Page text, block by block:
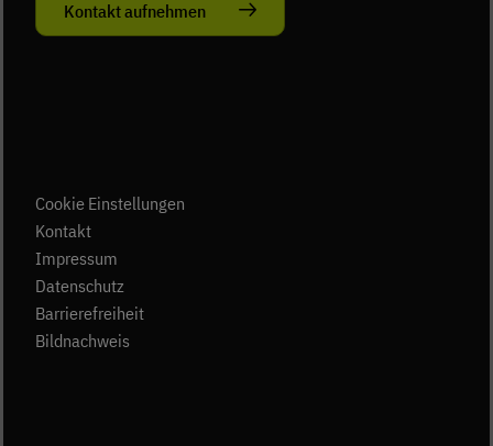
Kontakt aufnehmen
Cookie Einstellungen
Kontakt(öffnet in neuem Tab)
Impressum
Datenschutz
Barrierefreiheit
Bildnachweis